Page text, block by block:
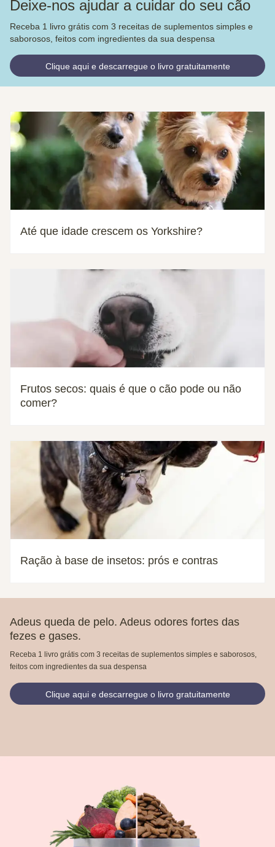
Deixe-nos ajudar a cuidar do seu cão
Receba 1 livro grátis com 3 receitas de suplementos simples e
saborosos, feitos com ingredientes da sua despensa
Clique aqui e descarregue o livro gratuitamente
Até que idade crescem os Yorkshire?
Frutos secos: quais é que o cão pode ou não
comer?
Ração à base de insetos: prós e contras
Adeus queda de pelo. Adeus odores fortes das
fezes e gases.
Receba 1 livro grátis com 3 receitas de suplementos simples e saborosos,
feitos com ingredientes da sua despensa
Clique aqui e descarregue o livro gratuitamente